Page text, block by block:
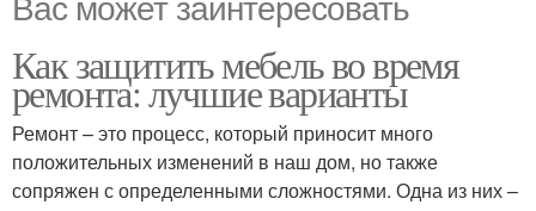
Как защитить мебель во время
ремонта: лучшие варианты
Ремонт – это процесс, который приносит много
положительных изменений в наш дом, но также
сопряжен с определенными сложностями. Одна из них –